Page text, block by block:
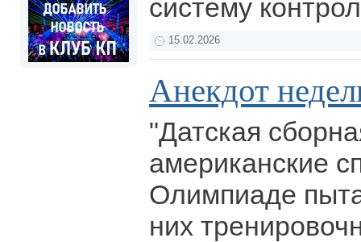
систему
15.02.2026
Анекдот
"Датская
американские
Олимпиаде
них